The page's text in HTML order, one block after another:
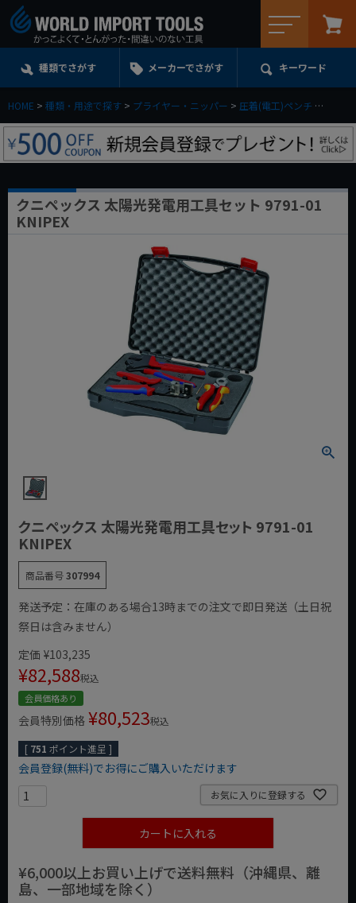
種類でさがす メーカーでさがす キーワード
HOME 種類・用途で探す プライヤー・ニッパー 圧着(電工)ペンチ
クニペックス 太陽光発電用工具セット 9791-01
KNIPEX
クニペックス 太陽光発電用工具セット 9791-01
KNIPEX
商品番号307994
発送予定：在庫のある場合13時までの注文で即日発送（土日祝
祭日は含みません）
定価 ¥103,235
¥82,588税込
会員価格あり
会員特別価格 ¥80,523税込
[ 751 ポイント進呈 ]
会員登録(無料)でお得にご購入いただけます
お気に入りに登録する
カートに入れる
¥6,000以上お買い上げで送料無料（沖縄県、離
島、一部地域を除く）